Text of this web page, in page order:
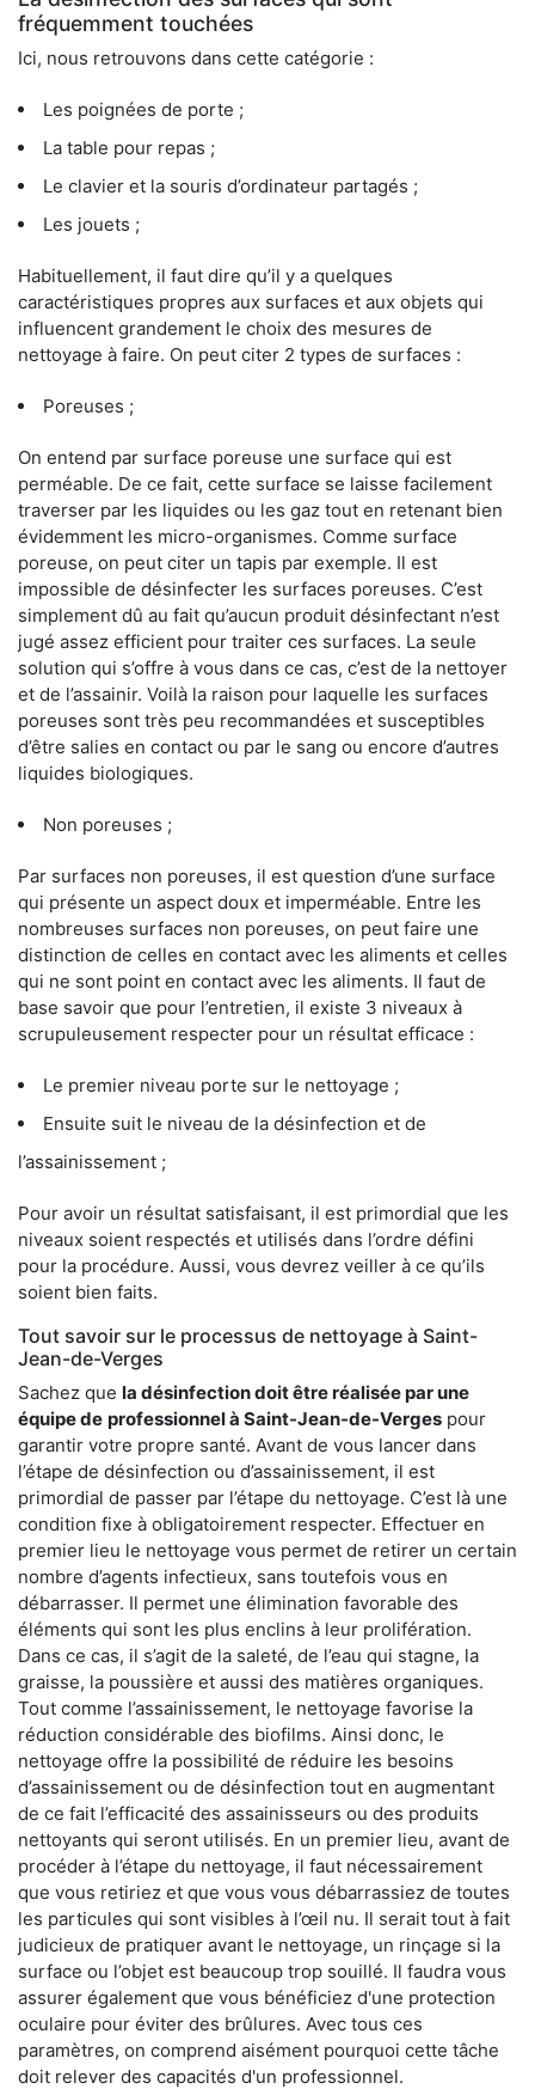
fréquemment touchées
Ici, nous retrouvons dans cette catégorie :
Les poignées de porte ;
La table pour repas ;
Le clavier et la souris d’ordinateur partagés ;
Les jouets ;
Habituellement, il faut dire qu’il y a quelques
caractéristiques propres aux surfaces et aux objets qui
influencent grandement le choix des mesures de
nettoyage à faire. On peut citer 2 types de surfaces :
Poreuses ;
On entend par surface poreuse une surface qui est
perméable. De ce fait, cette surface se laisse facilement
traverser par les liquides ou les gaz tout en retenant bien
évidemment les micro-organismes. Comme surface
poreuse, on peut citer un tapis par exemple. Il est
impossible de désinfecter les surfaces poreuses. C’est
simplement dû au fait qu’aucun produit désinfectant n’est
jugé assez efficient pour traiter ces surfaces. La seule
solution qui s’offre à vous dans ce cas, c’est de la nettoyer
et de l’assainir. Voilà la raison pour laquelle les surfaces
poreuses sont très peu recommandées et susceptibles
d’être salies en contact ou par le sang ou encore d’autres
liquides biologiques.
Non poreuses ;
Par surfaces non poreuses, il est question d’une surface
qui présente un aspect doux et imperméable. Entre les
nombreuses surfaces non poreuses, on peut faire une
distinction de celles en contact avec les aliments et celles
qui ne sont point en contact avec les aliments. Il faut de
base savoir que pour l’entretien, il existe 3 niveaux à
scrupuleusement respecter pour un résultat efficace :
Le premier niveau porte sur le nettoyage ;
Ensuite suit le niveau de la désinfection et de
l’assainissement ;
Pour avoir un résultat satisfaisant, il est primordial que les
niveaux soient respectés et utilisés dans l’ordre défini
pour la procédure. Aussi, vous devrez veiller à ce qu’ils
soient bien faits.
Tout savoir sur le processus de nettoyage à Saint-
Jean-de-Verges
Sachez que la désinfection doit être réalisée par une
équipe de professionnel à Saint-Jean-de-Verges pour
garantir votre propre santé. Avant de vous lancer dans
l’étape de désinfection ou d’assainissement, il est
primordial de passer par l’étape du nettoyage. C’est là une
condition fixe à obligatoirement respecter. Effectuer en
premier lieu le nettoyage vous permet de retirer un certain
nombre d’agents infectieux, sans toutefois vous en
débarrasser. Il permet une élimination favorable des
éléments qui sont les plus enclins à leur prolifération.
Dans ce cas, il s’agit de la saleté, de l’eau qui stagne, la
graisse, la poussière et aussi des matières organiques.
Tout comme l’assainissement, le nettoyage favorise la
réduction considérable des biofilms. Ainsi donc, le
nettoyage offre la possibilité de réduire les besoins
d’assainissement ou de désinfection tout en augmentant
de ce fait l’efficacité des assainisseurs ou des produits
nettoyants qui seront utilisés. En un premier lieu, avant de
procéder à l’étape du nettoyage, il faut nécessairement
que vous retiriez et que vous vous débarrassiez de toutes
les particules qui sont visibles à l’œil nu. Il serait tout à fait
judicieux de pratiquer avant le nettoyage, un rinçage si la
surface ou l’objet est beaucoup trop souillé. Il faudra vous
assurer également que vous bénéficiez d'une protection
oculaire pour éviter des brûlures. Avec tous ces
paramètres, on comprend aisément pourquoi cette tâche
doit relever des capacités d'un professionnel.